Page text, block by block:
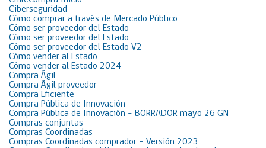
Ciberseguridad
Cómo comprar a través de Mercado Público
Cómo ser proveedor del Estado
Cómo ser proveedor del Estado
Cómo ser proveedor del Estado V2
Cómo vender al Estado
Cómo vender al Estado 2024
Compra Ágil
Compra Ágil proveedor
Compra Eficiente
Compra Pública de Innovación
Compra Pública de Innovación – BORRADOR mayo 26 GN
Compras conjuntas
Compras Coordinadas
Compras Coordinadas comprador – Versión 2023